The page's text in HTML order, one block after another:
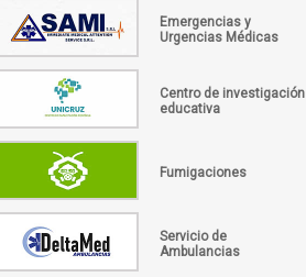
Emergencias y
Urgencias Médicas
Centro de investigación
educativa
Fumigaciones
Servicio de
Ambulancias